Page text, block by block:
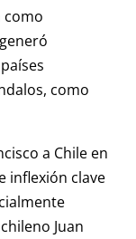
como
como
a Chile en
inflexión clave
Juan